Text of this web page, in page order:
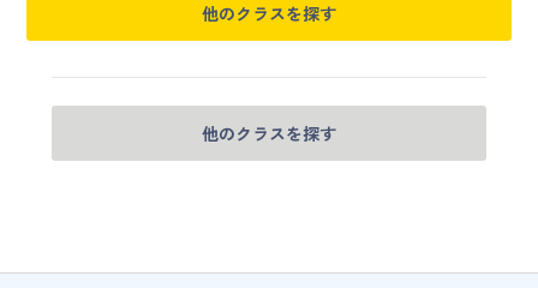
他のクラスを探す
他のクラスを探す